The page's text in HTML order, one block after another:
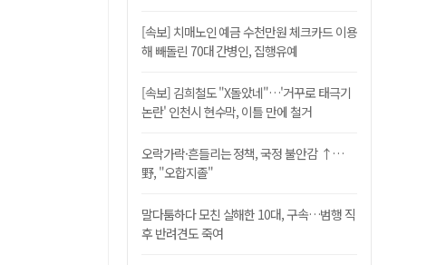
[속보] 치매노인 예금 수천만원 체크카드 이용
해 빼돌린 70대 간병인, 집행유예
[속보] 김희철도 "X돌았네"…'거꾸로 태극기
논란' 인천시 현수막, 이틀 만에 철거
오락가락·흔들리는 정책, 국정 불안감 ↑…
野, "오합지졸"
말다툼하다 모친 살해한 10대, 구속…범행 직
후 반려견도 죽여